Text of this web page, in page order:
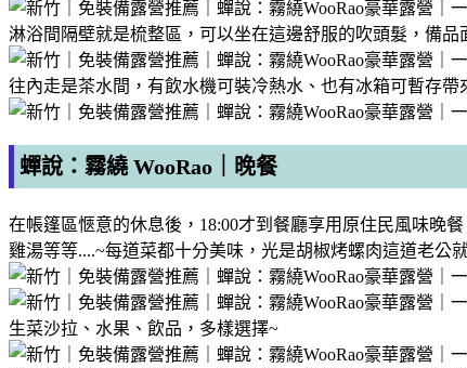
淋浴間隔壁就是梳整區，可以坐在這邊舒服的吹頭髮，備
往內走是茶水間，有飲水機可裝冷熱水、也有冰箱可暫存帶
蟬說：霧繞 WooRao｜晚餐
在帳篷區愜意的休息後，18:00才到餐廳享用原住民風味晚
雞湯等等....~每道菜都十分美味，光是胡椒烤螺肉這道老公
生菜沙拉、水果、飲品，多樣選擇~